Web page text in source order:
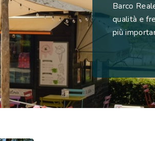
Barco
qualità e
più